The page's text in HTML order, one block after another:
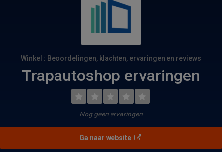
Winkel : Beoordelingen, klachten, ervaringen en reviews
Trapautoshop ervaringen
Nog geen ervaringen
Ga naar website